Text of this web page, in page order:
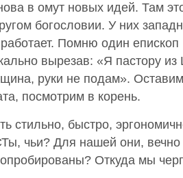
в омут новых идей. Там
богословии. У них
Помню один епископ
вырезав: «Я пастору из
руки не подам». Оставим
посмотрим в корень.
стильно, быстро,
чьи? Для нашей они, вечно
Откуда мы